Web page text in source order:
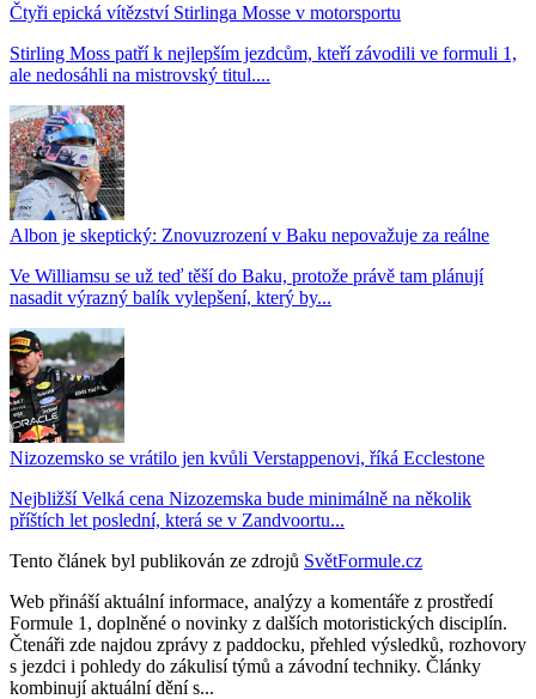
Čtyři epická vítězství Stirlinga Mosse v motorsportu
Stirling Moss patří k nejlepším jezdcům, kteří závodili ve formuli 1,
ale nedosáhli na mistrovský titul....
Albon je skeptický: Znovuzrození v Baku nepovažuje za reálne
Ve Williamsu se už teď těší do Baku, protože právě tam plánují
nasadit výrazný balík vylepšení, který by...
Nizozemsko se vrátilo jen kvůli Verstappenovi, říká Ecclestone
Nejbližší Velká cena Nizozemska bude minimálně na několik
příštích let poslední, která se v Zandvoortu...
Tento článek byl publikován ze zdrojů SvětFormule.cz
Web přináší aktuální informace, analýzy a komentáře z prostředí
Formule 1, doplněné o novinky z dalších motoristických disciplín.
Čtenáři zde najdou zprávy z paddocku, přehled výsledků, rozhovory
s jezdci i pohledy do zákulisí týmů a závodní techniky. Články
kombinují aktuální dění s...